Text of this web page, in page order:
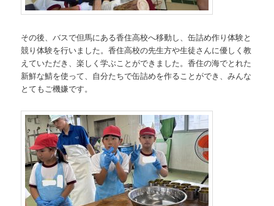
その後、バスで但馬にある香住高校へ移動し、缶詰め作り体験と
競り体験を行いました。香住高校の先生方や生徒さんに優しく教
えていただき、楽しく学ぶことができました。香住の海でとれた
新鮮な鯖を使って、自分たちで缶詰めを作ることができ、みんな
とてもご機嫌です。